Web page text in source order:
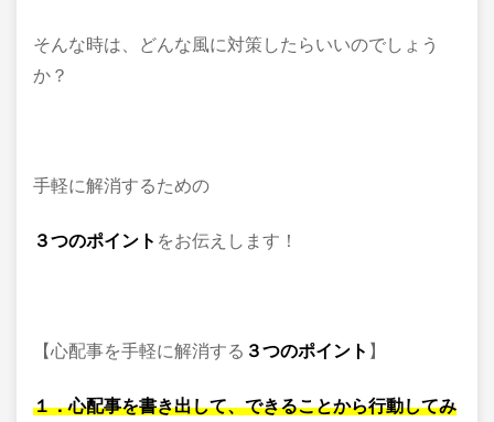
そんな時は、どんな風に対策したらいいのでしょう
か？
手軽に解消するための
３つのポイント をお伝えします！
【心配事を手軽に解消する ３つのポイント 】
１．心配事を書き出して、できることから行動してみ